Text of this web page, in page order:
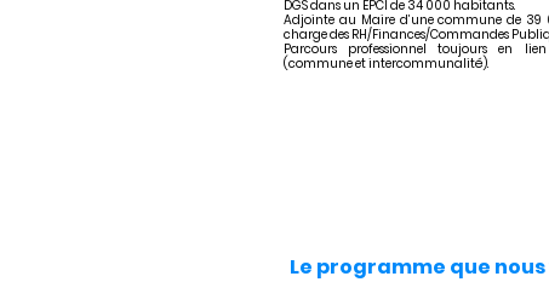
DGS dans un EPCI de 34 000 habitants.
Adjointe au Maire d’une commune de
charge des RH/Finances/Commandes
Parcours professionnel toujours en
(commune et intercommunalité).
Le programme que